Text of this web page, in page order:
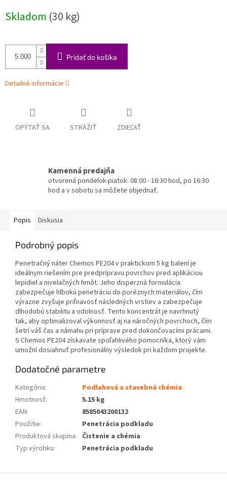
cena:
Skladom (30 kg)
Pridať do košíka
Detailné informácie
OPÝTAŤ SA STRÁŽIŤ ZDIEĽAŤ
Kamenná predajňa
otvorená pondelok-piatok: 08:00 - 16:30 hod, po 16:30
hod a v sobotu sa môžete objednať.
Popis Diskusia
Podrobný popis
Penetračný náter Chemos PE204 v praktickom 5 kg balení je
ideálnym riešením pre predprípravu povrchov pred aplikáciou
lepidiel a nivelačných hmôt. Jeho disperzná formulácia
zabezpečuje hlbokú penetráciu do poréznych materiálov, čím
výrazne zvyšuje priľnavosť následných vrstiev a zabezpečuje
dlhodobú stabilitu a odolnosť. Tento koncentrát je navrhnutý
tak, aby optimalizoval výkonnosť aj na náročných povrchoch, čím
šetrí váš čas a námahu pri príprave pred dokončovacími prácami.
S Chemos PE204 získavate spoľahlivého pomocníka, ktorý vám
umožní dosiahnuť profesionálny výsledok pri každom projekte.
Dodatočné parametre
Kategória:
Podlahová a stavebná chémia
Hmotnosť:
5.15 kg
EAN:
8585043200132
Použitie:
Penetrácia podkladu
Produktová skupina: Čistenie a chémia
Typ výrobku: Penetrácia podkladu